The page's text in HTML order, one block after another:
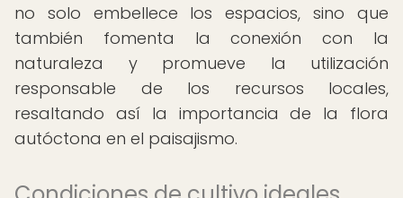
no solo embellece los espacios, sino que
también fomenta la conexión con la
naturaleza y promueve la utilización
responsable de los recursos locales,
resaltando así la importancia de la flora
autóctona en el paisajismo.